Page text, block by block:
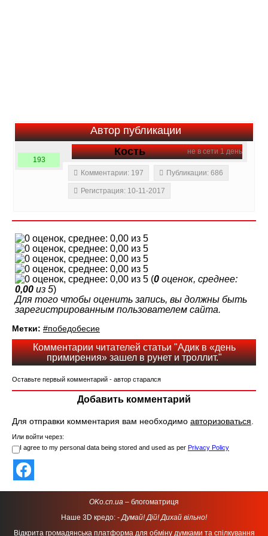
Автор публикации
не в сети 1 день
Кость
193
Комментарии: 197
Публикации: 686
Регистрация: 10-11-2017
(0 оценок, среднее:
0,00 из 5)
Для того чтобы оценить запись, вы должны быть
зарегистрированным пользователем сайта.
Метки: #победобесие
Комментарии читателей статьи "Адик в «день
примирения» зашел в рунет и троллит."
Оставьте первый комментарий - автор старался
Добавить комментарий
Для отправки комментария вам необходимо авторизоваться.
Или войти через:
I agree to my personal data being stored and used as per Privacy Policy
OKo.cn.ua – блогоматриця
Наше 3D кредо: -Думай! Дій! Дихай вільно!
Відкрита громадянська платформа для обміну думками та спілкування